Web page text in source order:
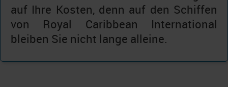
auf Ihre Kosten, denn auf den Schiffen
von Royal Caribbean International
bleiben Sie nicht lange alleine.